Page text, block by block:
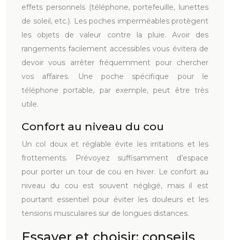
effets personnels (téléphone, portefeuille, lunettes
de soleil, etc.). Les poches imperméables protègent
les objets de valeur contre la pluie. Avoir des
rangements facilement accessibles vous évitera de
devoir vous arrêter fréquemment pour chercher
vos affaires. Une poche spécifique pour le
téléphone portable, par exemple, peut être très
utile.
Confort au niveau du cou
Un col doux et réglable évite les irritations et les
frottements. Prévoyez suffisamment d’espace
pour porter un tour de cou en hiver. Le confort au
niveau du cou est souvent négligé, mais il est
pourtant essentiel pour éviter les douleurs et les
tensions musculaires sur de longues distances.
Essayer et choisir: conseils